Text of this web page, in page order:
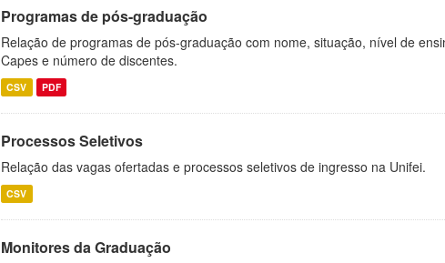
Programas de pós-graduação
Relação de programas de pós-graduação com nome, situação, nível de
Capes e número de discentes.
CSV PDF
Processos Seletivos
Relação das vagas ofertadas e processos seletivos de ingresso na Unifei.
CSV
Monitores da Graduação